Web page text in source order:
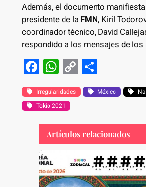
Además, el documento
presidente de la FMN, Kiril
coordinador técnico, David
respondido a los mensajes de los
F
a
c
e
b
o
o
k
W
h
at
s
A
p
C
o
p
Li
n
k
S
h
ar
Irregularidades México
Tokio 2021
Artículos relacionados